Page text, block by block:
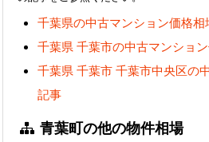
千葉県の中古マンション価格相
千葉県 千葉市の中古マンショ
千葉県 千葉市 千葉市中央区の
記事
青葉町の他の物件相場